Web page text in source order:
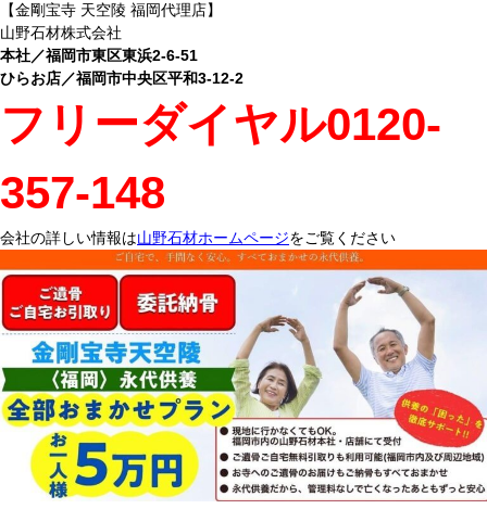
【金剛宝寺 天空陵 福岡代理店】
山野石材株式会社
本社／福岡市東区東浜2-6-51
ひらお店／福岡市中央区平和3-12-2
フリーダイヤル0120-
357-148
会社の詳しい情報は山野石材ホームページをご覧ください